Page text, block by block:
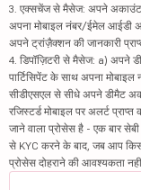
3. एक्सचेंज से मैसेज: अपने अकाउंट
अपना मोबाइल नंबर/ईमेल आईडी
अपने ट्रांज़ैक्शन की जानकारी
4. डिपॉज़िटरी से मैसेज: a) अपने
पार्टिसिपेंट के साथ अपना
सीडीएसएल से सीधे अपने डीमैट
रजिस्टर्ड मोबाइल पर अलर्ट
जाने वाला प्रोसेस है - एक बार
से KYC करने के बाद, जब आप
प्रोसेस दोहराने की आवश्यकता